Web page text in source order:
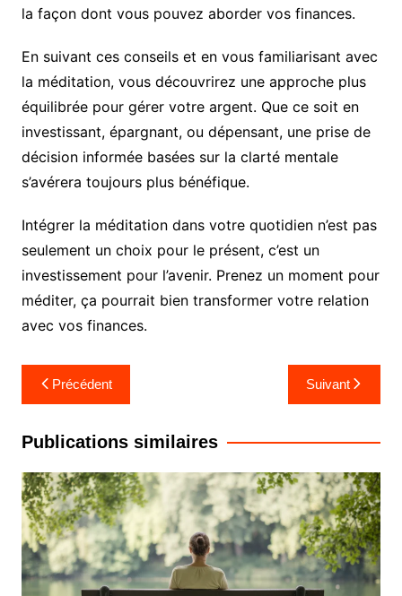
la façon dont vous pouvez aborder vos finances.
En suivant ces conseils et en vous familiarisant avec
la méditation, vous découvrirez une approche plus
équilibrée pour gérer votre argent. Que ce soit en
investissant, épargnant, ou dépensant, une prise de
décision informée basées sur la clarté mentale
s’avérera toujours plus bénéfique.
Intégrer la méditation dans votre quotidien n’est pas
seulement un choix pour le présent, c’est un
investissement pour l’avenir. Prenez un moment pour
méditer, ça pourrait bien transformer votre relation
avec vos finances.
Navigation
de
l’article
Précédent Suivant
Publications similaires